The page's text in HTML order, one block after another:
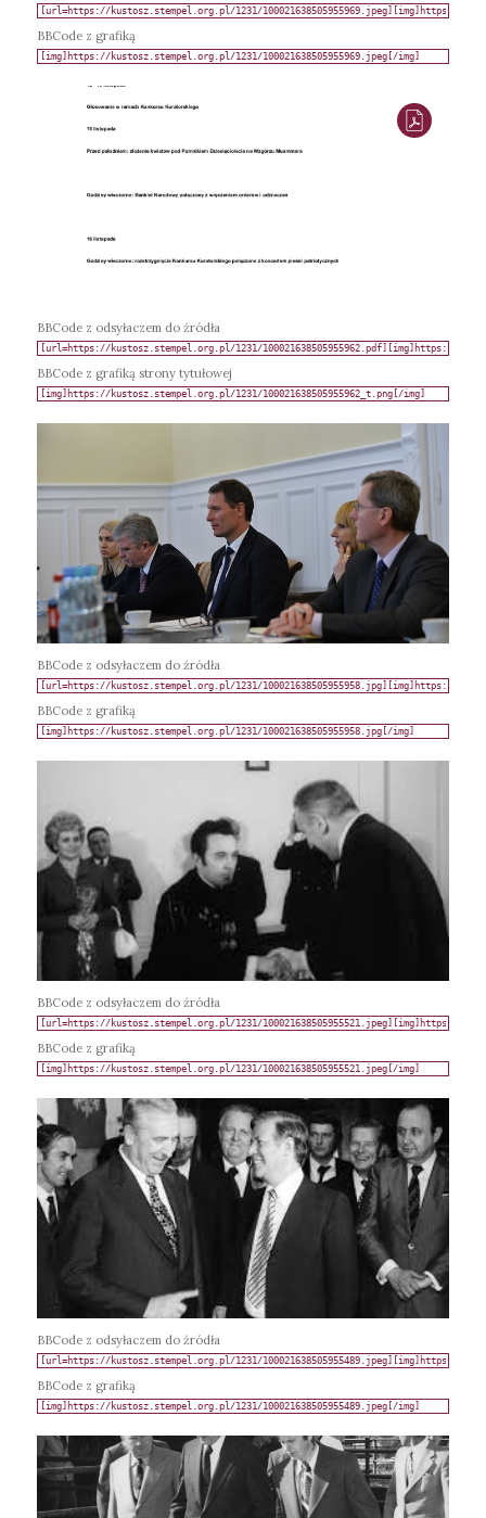
BBCode z grafiką
BBCode z odsyłaczem do źródła
BBCode z grafiką strony tytułowej
BBCode z odsyłaczem do źródła
BBCode z grafiką
BBCode z odsyłaczem do źródła
BBCode z grafiką
BBCode z odsyłaczem do źródła
BBCode z grafiką